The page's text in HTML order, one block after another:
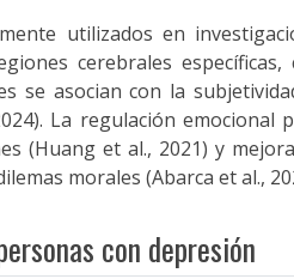
utilizados en
cerebrales
se asocian con la
La regulación emocional
(Huang et al., 2021) y
morales (Abarca et al.,
con depresión